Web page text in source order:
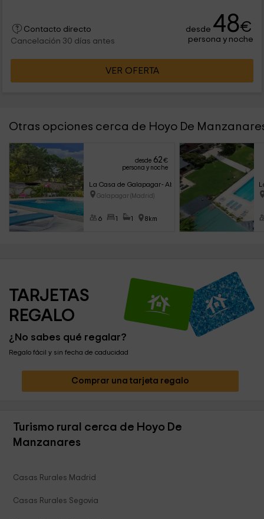
Contacto directo
Cancelación 30 días antes
desde 48€
persona y noche
VER OFERTA
Otras opciones cerca de Hoyo De
desde 62€
persona y noche
La Casa de Galapagar- Abantos
Galapagar (Madrid)
6 1 1 8km
TARJETAS
REGALO
¿No sabes qué regalar?
Regalo fácil y sin fecha de caducidad
Comprar una tarjeta regalo
Turismo rural cerca de Hoyo De
Manzanares
Casas Rurales Madrid
Casas Rurales Segovia